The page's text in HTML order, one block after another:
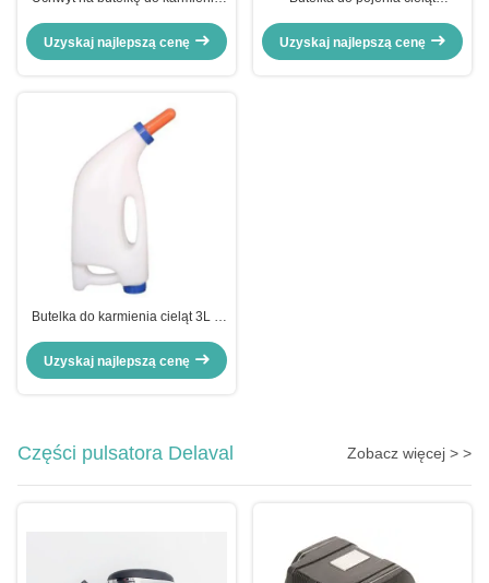
Uzyskaj najlepszą cenę
Uzyskaj najlepszą cenę
Butelka do karmienia cieląt 3L ~
Uzyskaj najlepszą cenę
Części pulsatora Delaval Zobacz więcej > >